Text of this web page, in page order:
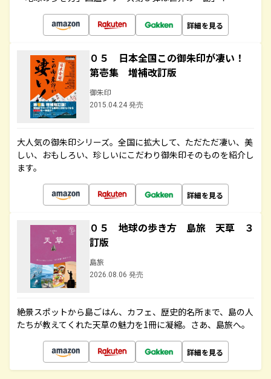
詳細を見る
０５ 日本全国この御朱印が凄い！
第壱集 増補改訂版
御朱印
2015.04.24 発売
大人気の御朱印シリーズ。全国に拡大して、ただただ凄い、美
しい、おもしろい、珍しいにこだわり御朱印そのものを紹介し
ます。
詳細を見る
０５ 地球の歩き方 島旅 天草 ３
訂版
島旅
2026.08.06 発売
絶景スポットから島ごはん、カフェ、歴史的名所まで、島の人
たちが教えてくれた天草の魅力を1冊に凝縮。さあ、島旅へ。
詳細を見る